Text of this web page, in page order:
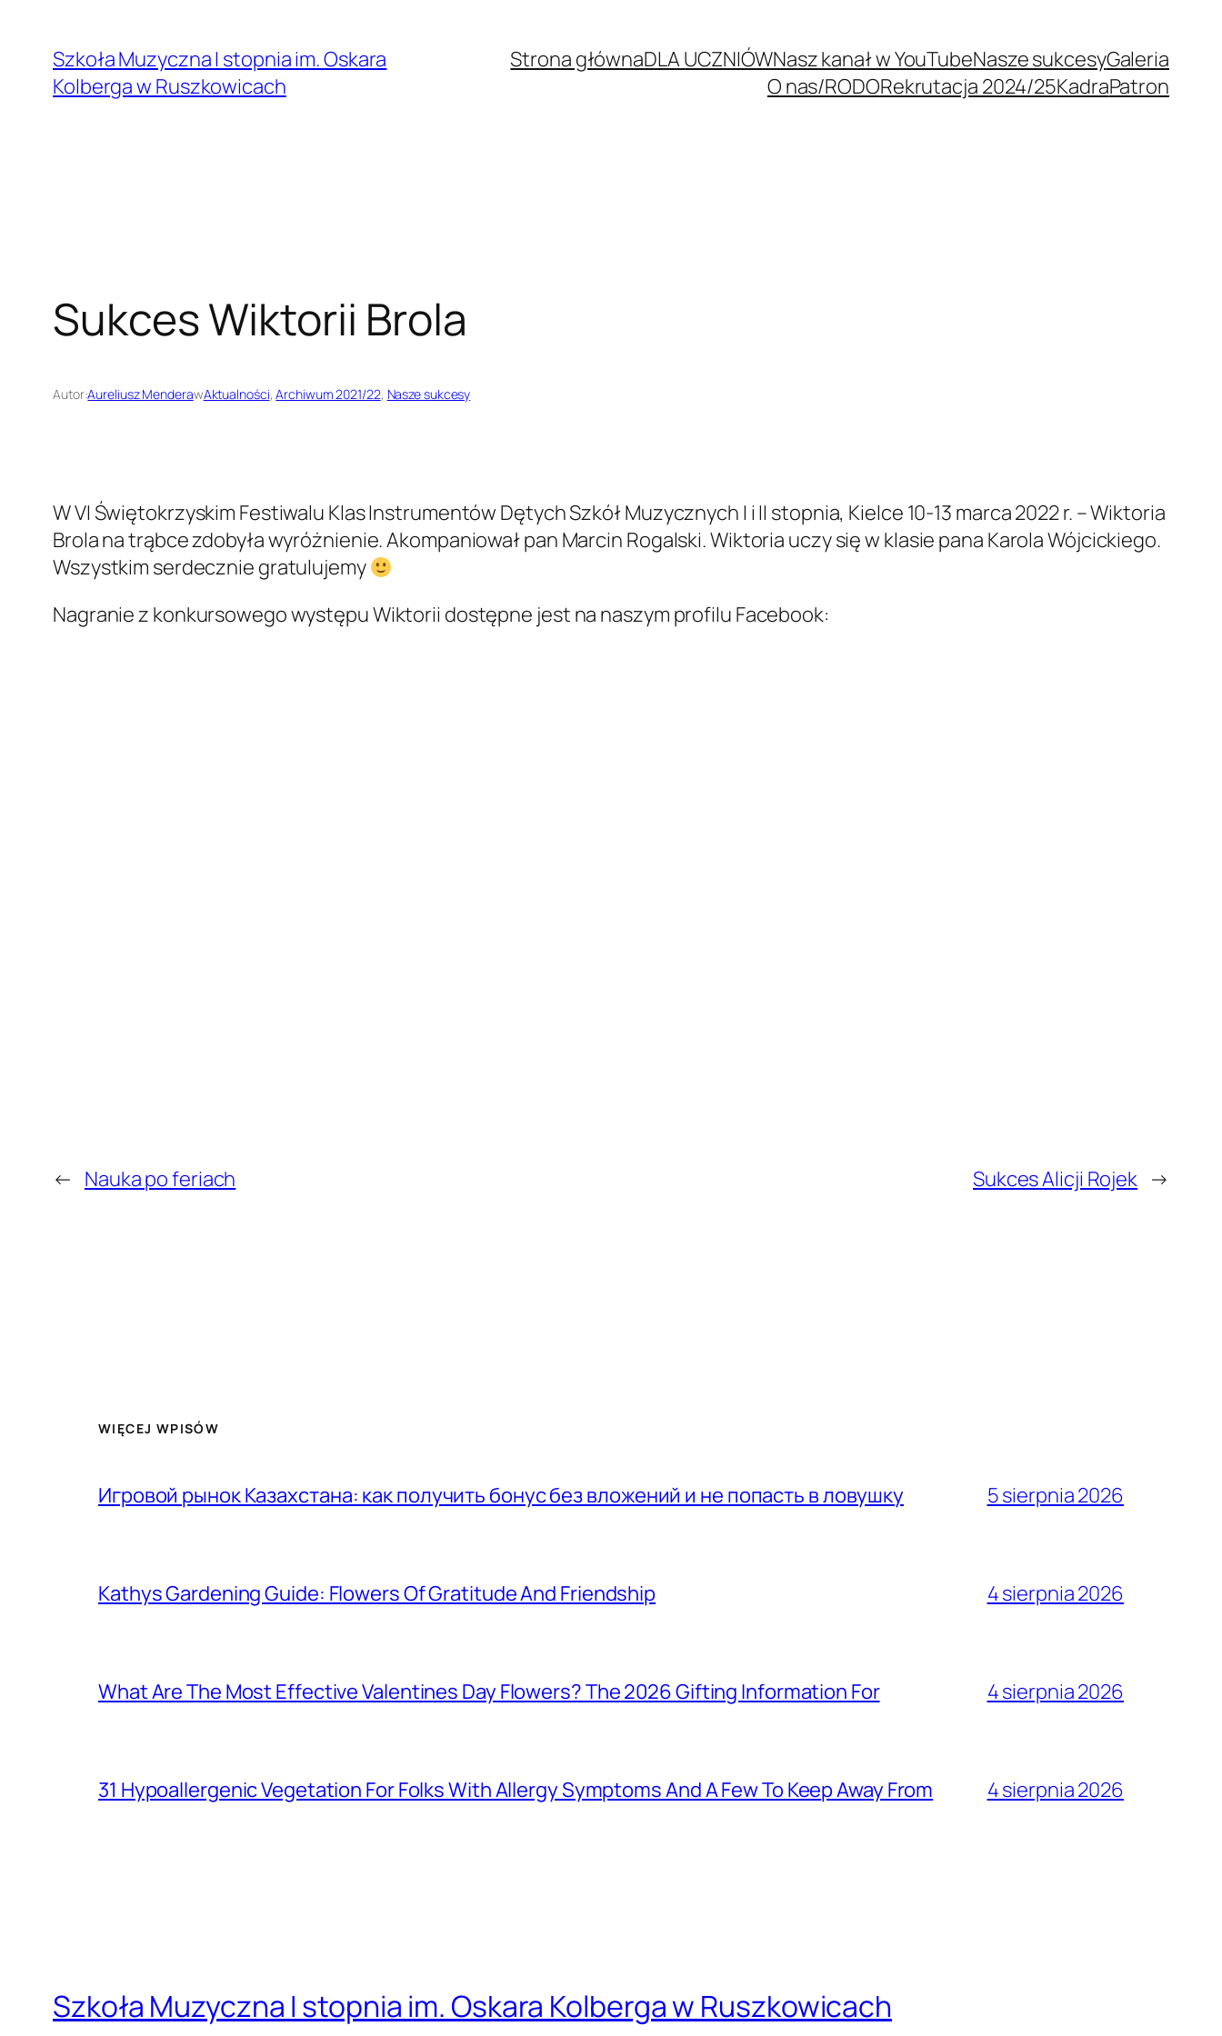
treści
Szkoła Muzyczna I stopnia im. Oskara
Kolberga w Ruszkowicach
Strona głównaDLA UCZNIÓWNasz kanał w YouTubeNasze sukcesyGaleria
O nas/RODORekrutacja 2024/25KadraPatron
Sukces Wiktorii Brola
Autor:Aureliusz MenderawAktualności, Archiwum 2021/22, Nasze sukcesy
W VI Świętokrzyskim Festiwalu Klas Instrumentów Dętych Szkół Muzycznych I i II stopnia, Kielce 10-13 marca 2022 r. – Wiktoria
Brola na trąbce zdobyła wyróżnienie. Akompaniował pan Marcin Rogalski. Wiktoria uczy się w klasie pana Karola Wójcickiego.
Wszystkim serdecznie gratulujemy
Nagranie z konkursowego występu Wiktorii dostępne jest na naszym profilu Facebook:
← Nauka po feriach Sukces Alicji Rojek →
WIĘCEJ WPISÓW
Игровой рынок Казахстана: как получить бонус без вложений и не попасть в ловушку 5 sierpnia 2026
Kathys Gardening Guide: Flowers Of Gratitude And Friendship 4 sierpnia 2026
What Are The Most Effective Valentines Day Flowers? The 2026 Gifting Information For 4 sierpnia 2026
31 Hypoallergenic Vegetation For Folks With Allergy Symptoms And A Few To Keep Away From 4 sierpnia 2026
Szkoła Muzyczna I stopnia im. Oskara Kolberga w Ruszkowicach